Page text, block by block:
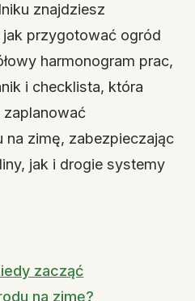
znajdziesz
przygotować ogród
harmonogram prac,
i checklista, która
zaplanować
zimę, zabezpieczając
jak i drogie systemy
zacząć
na zimę?